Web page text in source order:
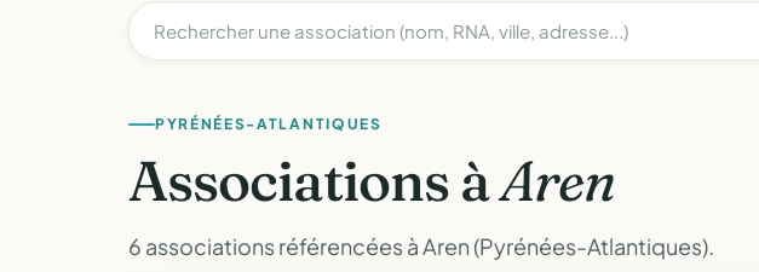
PYRÉNÉES-ATLANTIQUES
Associations àAren
6 associations référencées à Aren (Pyrénées-Atlantiques).